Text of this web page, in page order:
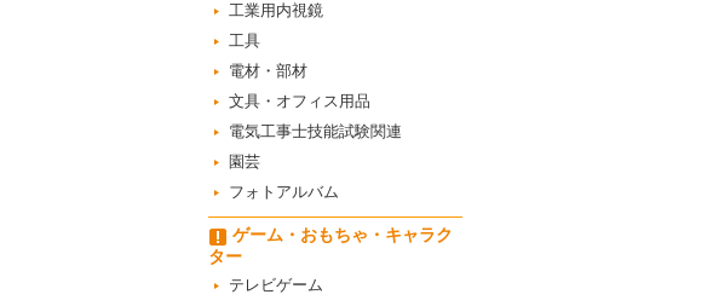
工業用内視鏡
工具
電材・部材
文具・オフィス用品
電気工事士技能試験関連
園芸
フォトアルバム
ゲーム・おもちゃ・キャラク
ター
テレビゲーム